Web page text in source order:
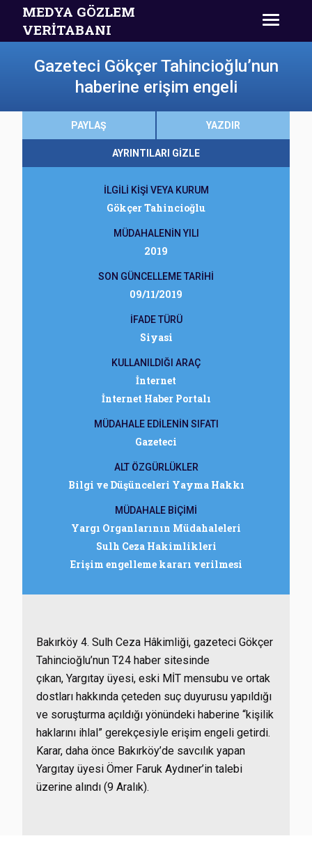
MEDYA GÖZLEM
VERİTABANI
Gazeteci Gökçer Tahincioğlu’nun
haberine erişim engeli
PAYLAŞ YAZDIR
AYRINTILARI GİZLE
İLGİLİ KİŞİ VEYA KURUM
Gökçer Tahincioğlu
MÜDAHALENİN YILI
2019
SON GÜNCELLEME TARİHİ
09/11/2019
İFADE TÜRÜ
Siyasi
KULLANILDIĞI ARAÇ
İnternet
İnternet Haber Portalı
MÜDAHALE EDİLENİN SIFATI
Gazeteci
ALT ÖZGÜRLÜKLER
Bilgi ve Düşünceleri Yayma Hakkı
MÜDAHALE BİÇİMİ
Yargı Organlarının Müdahaleleri
Sulh Ceza Hakimlikleri
Erişim engelleme kararı verilmesi
Bakırköy 4. Sulh Ceza Hâkimliği, gazeteci Gökçer
Tahincioğlu’nun T24 haber sitesinde
çıkan, Yargıtay üyesi, eski MİT mensubu ve ortak
dostları hakkında çeteden suç duyurusu yapıldığı
ve soruşturma açıldığı yönündeki haberine “kişilik
haklarını ihlal” gerekçesiyle erişim engeli getirdi.
Karar, daha önce Bakırköy’de savcılık yapan
Yargıtay üyesi Ömer Faruk Aydıner’in talebi
üzerine alındı (9 Aralık).